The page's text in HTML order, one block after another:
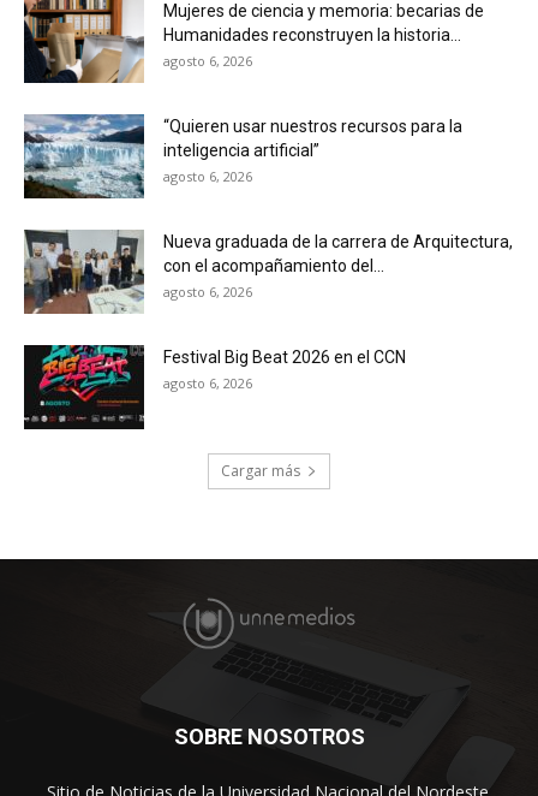
Mujeres de ciencia y memoria: becarias de
Humanidades reconstruyen la historia...
agosto 6, 2026
“Quieren usar nuestros recursos para la
inteligencia artificial”
agosto 6, 2026
Nueva graduada de la carrera de Arquitectura,
con el acompañamiento del...
agosto 6, 2026
Festival Big Beat 2026 en el CCN
agosto 6, 2026
Cargar más
SOBRE NOSOTROS